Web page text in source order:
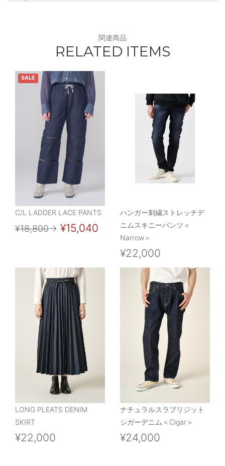
関連商品
RELATED ITEMS
SALE
C/L LADDER LACE PANTS
¥18,800→ ¥15,040
ハンガー刺繍ストレッチデ
ニムスキニーパンツ＜
Narrow＞
¥22,000
LONG PLEATS DENIM
SKIRT
¥22,000
ナチュラルスラブリジット
シガーデニム＜Cigar＞
¥24,000